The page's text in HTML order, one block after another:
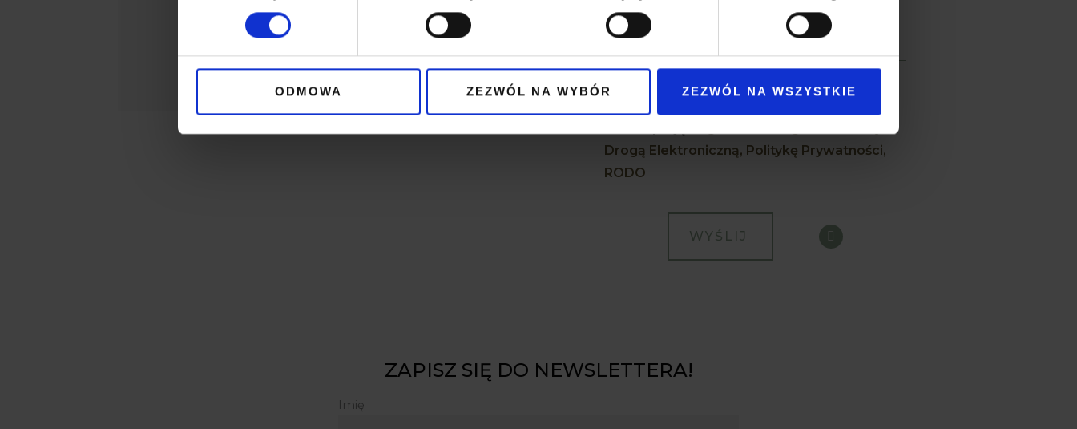
ODMOWA ZEZWÓL NA WYBÓR ZEZWÓL NA WSZYSTKIE
Regulamin Usług Świadczonych
Drogą Elektroniczną, Politykę Prywatności,
RODO
ZAPISZ SIĘ DO NEWSLETTERA!
Imię